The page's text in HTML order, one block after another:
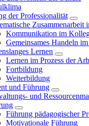
der Professionalität
Kommunikation im
Gemeinsames Handeln
Lernen
Lernen im Prozess der
Fortbildung
Weiterbildung
und Führung
und
Führung pädagogischer
Motivationale Führung